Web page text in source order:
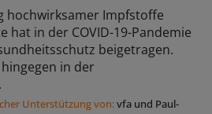
hochwirksamer Impfstoffe
hat in der COVID-19-Pandemie
beigetragen.
in der
Unterstützung von:vfa und Paul-